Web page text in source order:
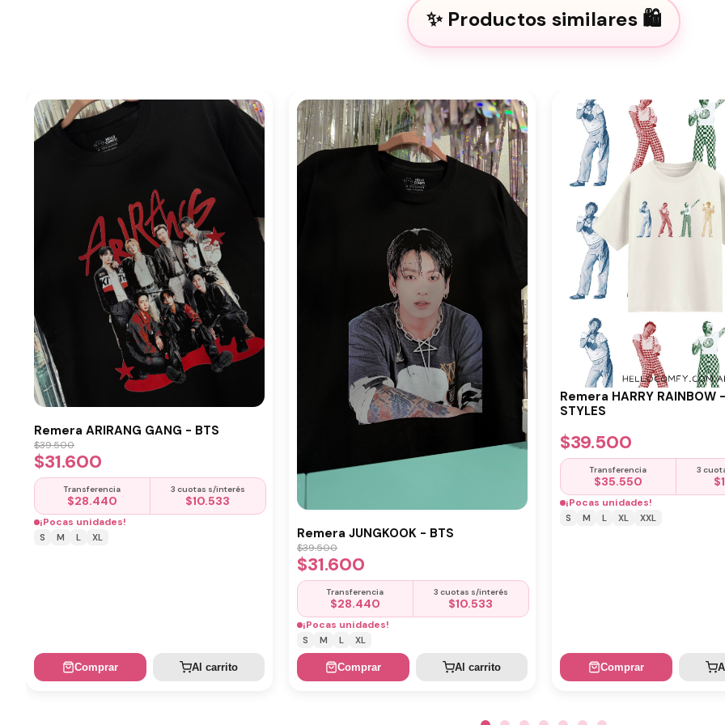
Productos similares
Remera ARIRANG GANG - BTS
$39.500
$31.600
Transferencia
$28.440
3 cuotas s/interés
$10.533
¡Pocas unidades!
S M L XL
Comprar Al carrito
Remera JUNGKOOK - BTS
$39.500
$31.600
Transferencia
$28.440
3 cuotas s/interés
$10.533
¡Pocas unidades!
S M L XL
Comprar Al carrito
Remera HARRY RAINBOW
STYLES
$39.500
Transferencia
$35.550
3
$
¡Pocas unidades!
S M L XL XXL
Comprar